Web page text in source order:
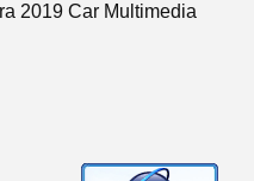
2019 Car Multimedia